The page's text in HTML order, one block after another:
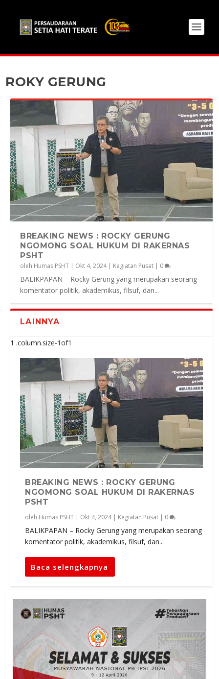
ROKY GERUNG
BREAKING NEWS : ROCKY GERUNG
NGOMONG SOAL HUKUM DI RAKERNAS
PSHT
oleh Humas PSHT | Okt 4, 2024| Kegiatan Pusat | 0
BALIKPAPAN – Rocky Gerung yang merupakan seorang
komentator politik, akademikus, filsuf, dan...
LAINNYA
BREAKING NEWS : ROCKY GERUNG
NGOMONG SOAL HUKUM DI RAKERNAS
PSHT
oleh Humas PSHT | Okt 4, 2024| Kegiatan Pusat | 0
BALIKPAPAN – Rocky Gerung yang merupakan seorang
komentator politik, akademikus, filsuf, dan...
Baca selengkapnya